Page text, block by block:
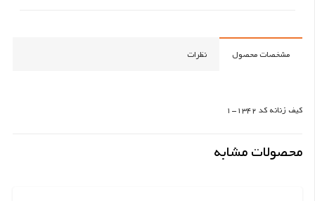
مشخصات محصول نظرات
کیف زنانه کد 1342-1
محصولات مشابه